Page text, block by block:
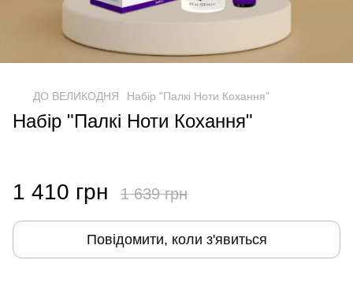
ДО ВЕЛИКОДНЯ Набір "Палкі Ноти Кохання"
Набір "Палкі Ноти Кохання"
1 410 грн 1 639 грн
Повідомити, коли з'явиться